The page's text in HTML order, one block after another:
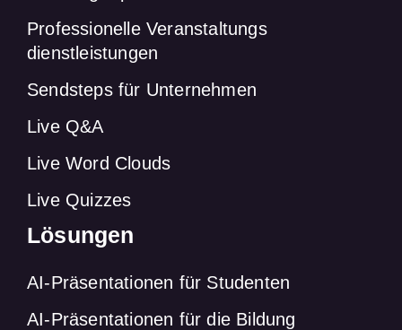
Professionelle Veranstaltungs
dienstleistungen
Sendsteps für Unternehmen
Live Q&A
Live Word Clouds
Live Quizzes
Lösungen
AI-Präsentationen für Studenten
AI-Präsentationen für die Bildung